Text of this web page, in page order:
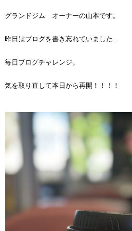
グランドジム オーナーの山本です。
昨日はブログを書き忘れていました…
毎日ブログチャレンジ。
気を取り直して本日から再開！！！！